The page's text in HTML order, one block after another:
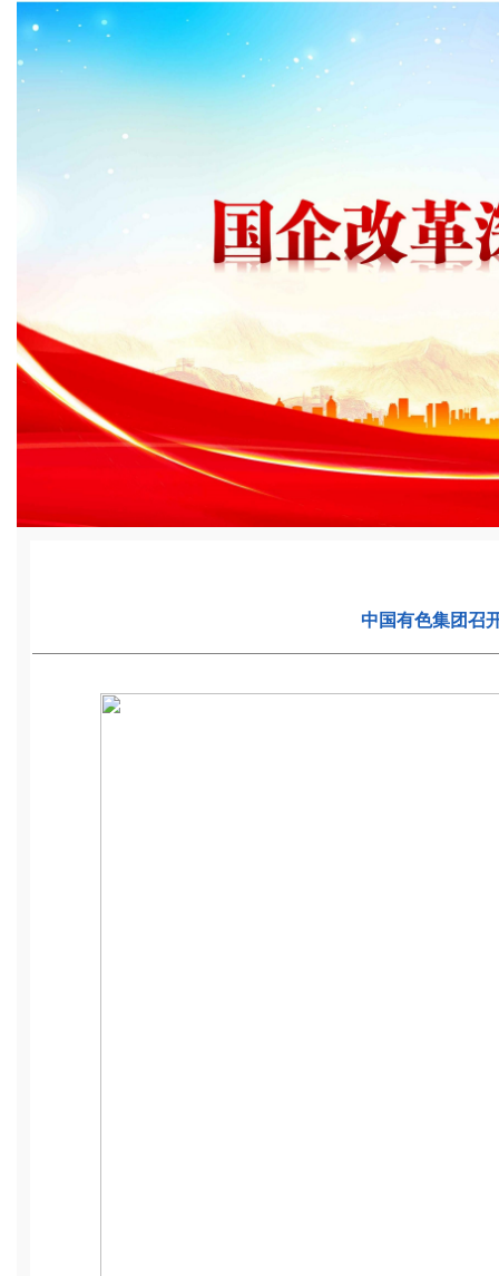
中国有色集团召